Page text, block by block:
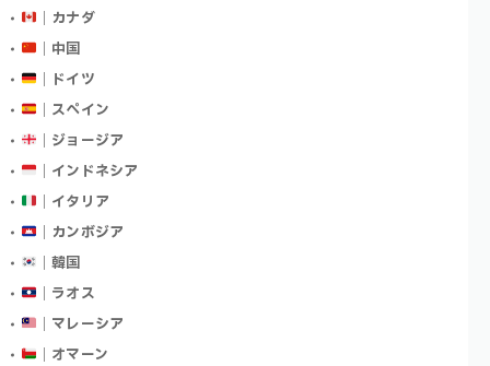
｜カナダ
｜中国
｜ドイツ
｜スペイン
｜ジョージア
｜インドネシア
｜イタリア
｜カンボジア
｜韓国
｜ラオス
｜マレーシア
｜オマーン